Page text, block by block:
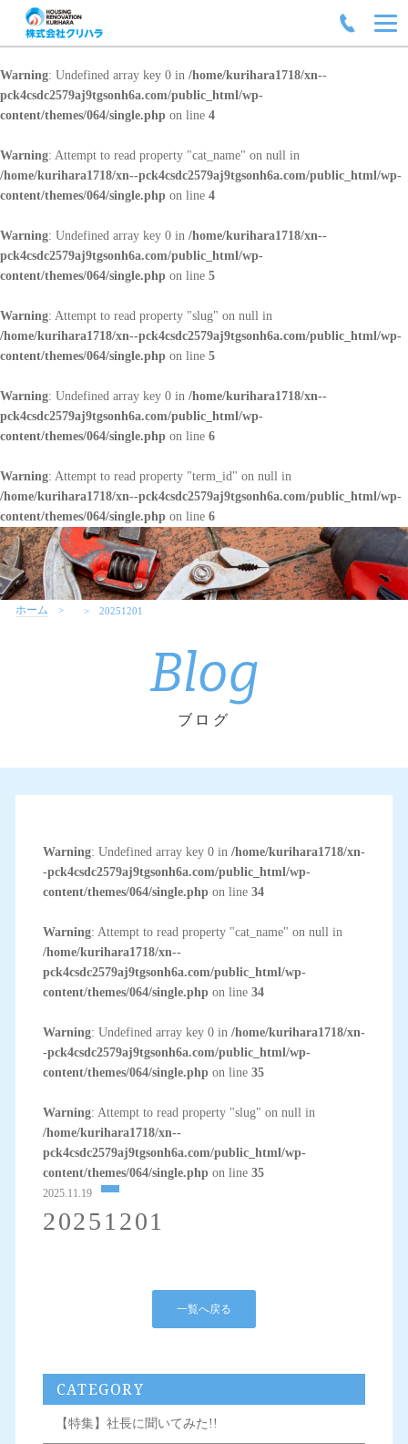
Warning: Undefined array key 0 in /home/kurihara1718/xn--
pck4csdc2579aj9tgsonh6a.com/public_html/wp-
content/themes/064/single.php on line 4
Warning: Attempt to read property "cat_name" on null in
/home/kurihara1718/xn--pck4csdc2579aj9tgsonh6a.com/public_html/wp-
content/themes/064/single.php on line 4
Warning: Undefined array key 0 in /home/kurihara1718/xn--
pck4csdc2579aj9tgsonh6a.com/public_html/wp-
content/themes/064/single.php on line 5
Warning: Attempt to read property "slug" on null in
/home/kurihara1718/xn--pck4csdc2579aj9tgsonh6a.com/public_html/wp-
content/themes/064/single.php on line 5
Warning: Undefined array key 0 in /home/kurihara1718/xn--
pck4csdc2579aj9tgsonh6a.com/public_html/wp-
content/themes/064/single.php on line 6
Warning: Attempt to read property "term_id" on null in
/home/kurihara1718/xn--pck4csdc2579aj9tgsonh6a.com/public_html/wp-
content/themes/064/single.php on line 6
ホーム 20251201
Blog
ブログ
Warning: Undefined array key 0 in /home/kurihara1718/xn-
-pck4csdc2579aj9tgsonh6a.com/public_html/wp-
content/themes/064/single.phpon line 34
Warning: Attempt to read property "cat_name" on null in
/home/kurihara1718/xn--
pck4csdc2579aj9tgsonh6a.com/public_html/wp-
content/themes/064/single.phpon line 34
Warning: Undefined array key 0 in /home/kurihara1718/xn-
-pck4csdc2579aj9tgsonh6a.com/public_html/wp-
content/themes/064/single.phpon line 35
Warning: Attempt to read property "slug" on null in
/home/kurihara1718/xn--
pck4csdc2579aj9tgsonh6a.com/public_html/wp-
content/themes/064/single.phpon line 35
2025.11.19
20251201
一覧へ戻る
CATEGORY
【特集】社長に聞いてみた!!